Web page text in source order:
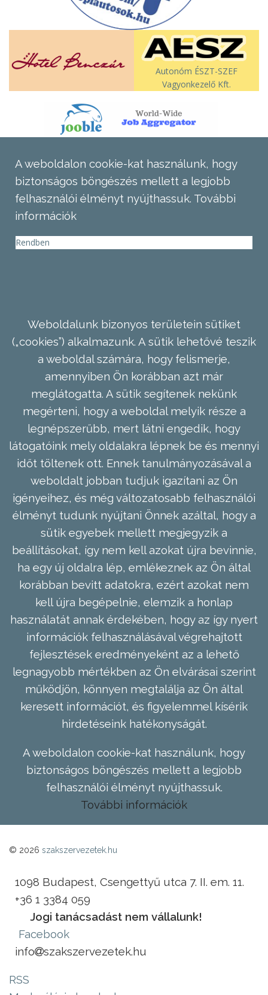
Autonóm ÉSZT-SZEF
Vagyonkezelő Kft.
A weboldalon cookie-kat használunk, hogy
biztonságos böngészés mellett a legjobb
felhasználói élményt nyújthassuk. További
információk
Rendben
Weboldalunk bizonyos területein sütiket
(„cookies”) alkalmazunk. A sütik lehetővé teszik
a weboldal számára, hogy felismerje,
amennyiben Ön korábban azt már
meglátogatta. A sütik segítenek nekünk
megérteni, hogy a weboldal melyik része a
legnépszerűbb, mert látni engedik, hogy
látogatóink mely oldalakra lépnek be és mennyi
időt töltenek ott. Ennek tanulmányozásával a
weboldalt jobban tudjuk igazítani az Ön
igényeihez, és még változatosabb felhasználói
élményt tudunk nyújtani Önnek azáltal, hogy a
sütik egyebek mellett megjegyzik a
beállításokat, így nem kell azokat újra bevinnie,
ha egy új oldalra lép, emlékeznek az Ön által
korábban bevitt adatokra, ezért azokat nem
kell újra begépelnie, elemzik a honlap
használatát annak érdekében, hogy az így nyert
információk felhasználásával végrehajtott
fejlesztések eredményeként az a lehető
legnagyobb mértékben az Ön elvárásai szerint
működjön, könnyen megtalálja az Ön által
keresett információt, és figyelemmel kísérik
hirdetéseink hatékonyságát.
A weboldalon cookie-kat használunk, hogy
biztonságos böngészés mellett a legjobb
felhasználói élményt nyújthassuk.
További információk
© 2026 szakszervezetek.hu
1098 Budapest, Csengettyű utca 7. II. em. 11.
+36 1 3384 059
Jogi tanácsadást nem vállalunk!
Facebook
info
szakszervezetek.hu
RSS